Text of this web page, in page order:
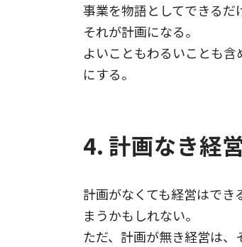
事業を物語としてできるだ
それが計画になる。
よいこともわるいことも
にする。
4. 計画なき経
計画がなくても経営はで
まうかもしれない。
ただ、計画が無き経営は